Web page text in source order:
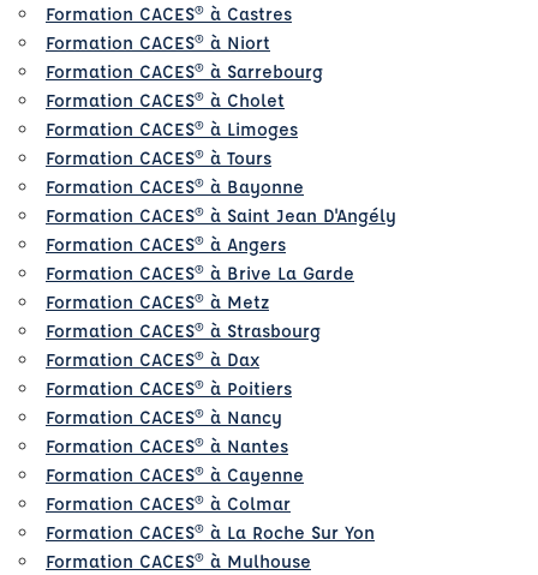
Formation CACES® à Castres
Formation CACES® à Niort
Formation CACES® à Sarrebourg
Formation CACES® à Cholet
Formation CACES® à Limoges
Formation CACES® à Tours
Formation CACES® à Bayonne
Formation CACES® à Saint Jean D'Angély
Formation CACES® à Angers
Formation CACES® à Brive La Garde
Formation CACES® à Metz
Formation CACES® à Strasbourg
Formation CACES® à Dax
Formation CACES® à Poitiers
Formation CACES® à Nancy
Formation CACES® à Nantes
Formation CACES® à Cayenne
Formation CACES® à Colmar
Formation CACES® à La Roche Sur Yon
Formation CACES® à Mulhouse